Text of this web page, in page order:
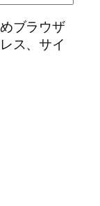
ブラウザ
ス、サイ